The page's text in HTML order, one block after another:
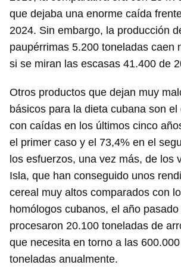
que dejaba una enorme caída
2024. Sin embargo, la producción
paupérrimas 5.200 toneladas caen
si se miran las escasas 41.400 de
Otros productos que dejan muy
básicos para la dieta cubana son el
con caídas en los últimos cinco
el primer caso y el 73,4% en el
los esfuerzos, una vez más, de los
Isla, que han conseguido unos
cereal muy altos comparados con
homólogos cubanos, el año
procesaron 20.100 toneladas de
que necesita en torno a las
toneladas anualmente.